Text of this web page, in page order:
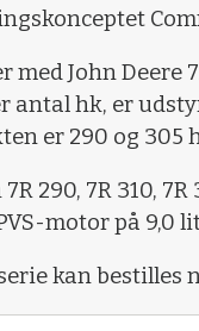
John Deere
hk, er
er 290 og 305
290, 7R 310,
motor på 9,0
kan bestilles